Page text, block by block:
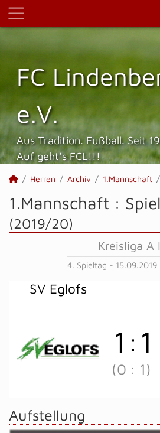
FC
e.V.
Aus Tradition. Fußball. Seit
Auf geht's FCL!!!
Herren Archiv 1.Mannschaft
1.Mannschaft :
(2019/20)
Kreisliga A
4. Spieltag - 15.09.2019
SV Eglofs
1 : 1
(0 : 1)
Aufstellung